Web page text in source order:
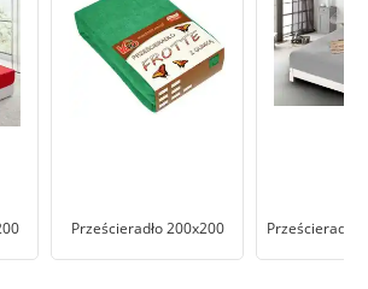
Prześcieradło 200x200 Prześcieradło